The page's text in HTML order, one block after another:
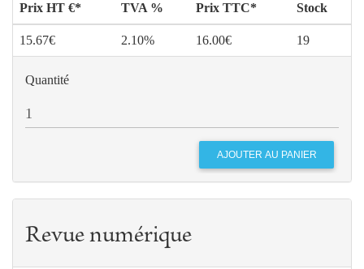
209
Charles du Bos
Christophe
CARRAUD
Prix HT €* TVA % Prix TTC* Stock
15.67€ 2.10% 16.00€ 19
Quantité
Revue numérique